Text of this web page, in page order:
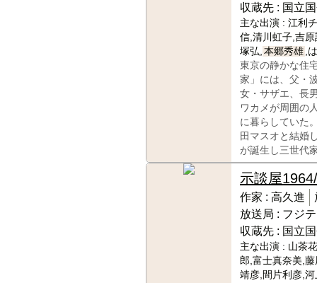
収蔵先 : 国立
主な出演 : 江利
信,清川虹子,吉
塚弘, 本郷秀雄 ,
東京の静かな住
家」には、父・
女・サザエ、長
ワカメが周囲の
に暮らしていた
田マスオと結婚
が誕生し三世代
示談屋
作家 : 高久進
放送局 : フジ
収蔵先 : 国立
主な出演 : 山茶
郎,富士真奈美,
靖彦,間片利彦,